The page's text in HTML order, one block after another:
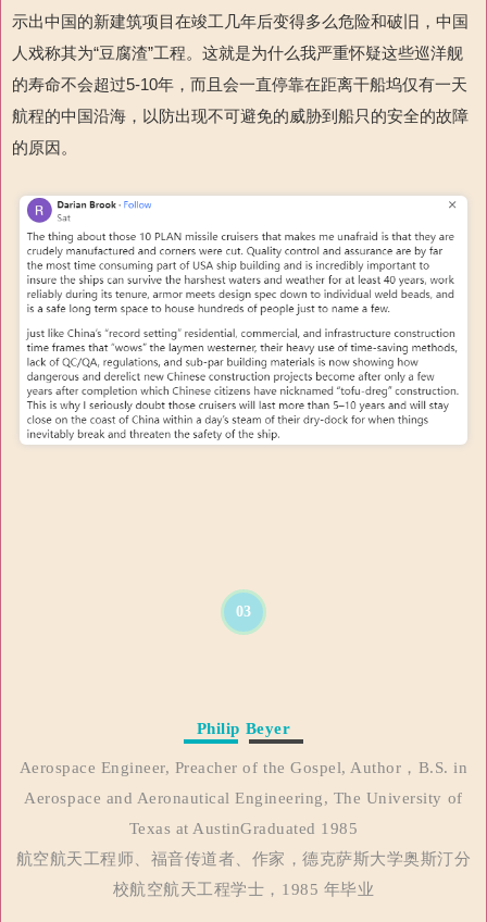
示出中国的新建筑项目在竣工几年后变得多么危险和破旧，中国
人戏称其为“豆腐渣”工程。这就是为什么我严重怀疑这些巡洋舰
的寿命不会超过5-10年，而且会一直停靠在距离干船坞仅有一天
航程的中国沿海，以防出现不可避免的威胁到船只的安全的故障
的原因。
03
Philip Beyer
Aerospace Engineer, Preacher of the Gospel, Author，B.S. in
Aerospace and Aeronautical Engineering, The University of
Texas at AustinGraduated 1985
航空航天工程师、福音传道者、作家，德克萨斯大学奥斯汀分
校航空航天工程学士，1985 年毕业